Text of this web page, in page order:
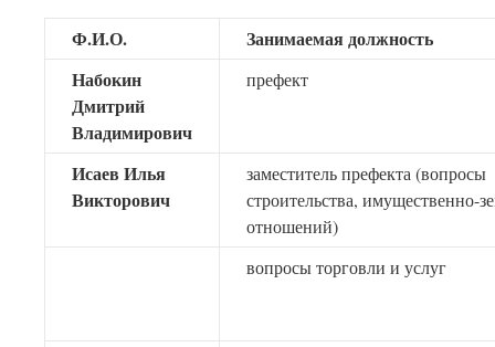
Ф.И.О.
Занимаемая должность
Набокин
Дмитрий
Владимирович
префект
Исаев Илья
Викторович
заместитель префекта (вопросы
строительства, имущественно-
отношений)
вопросы торговли и услуг